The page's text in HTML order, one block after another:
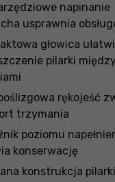
napinanie
usprawnia
głowica
pilarki
rękojeść
trzymania
poziomu
konserwację
konstrukcja pilarki